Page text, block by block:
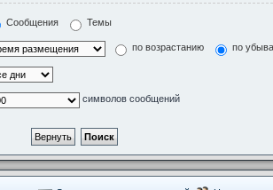
Сообщения Темы
по возрастанию по
символов сообщений